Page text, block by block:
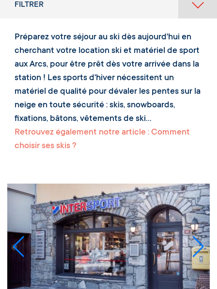
FILTRER
Préparez votre séjour au ski dès aujourd'hui en
cherchant votre location ski et matériel de sport
aux Arcs, pour être prêt dès votre arrivée dans la
station ! Les sports d'hiver nécessitent un
matériel de qualité pour dévaler les pentes sur la
neige en toute sécurité : skis, snowboards,
fixations, bâtons, vêtements de ski...
Retrouvez également notre article : Comment
choisir ses skis ?